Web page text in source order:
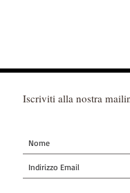
Iscriviti alla nostra